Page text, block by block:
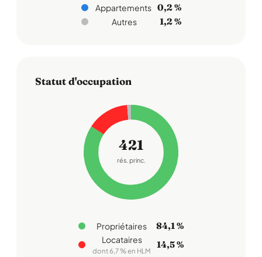
Appartements 0,2 %
Autres 1,2 %
Statut d'occupation
421
rés. princ.
Propriétaires 84,1 %
Locataires
dont 6,7 % en HLM
14,5 %